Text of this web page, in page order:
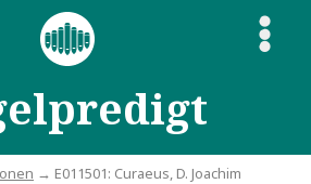
S
→ E011501: Curaeus, D. Joachim